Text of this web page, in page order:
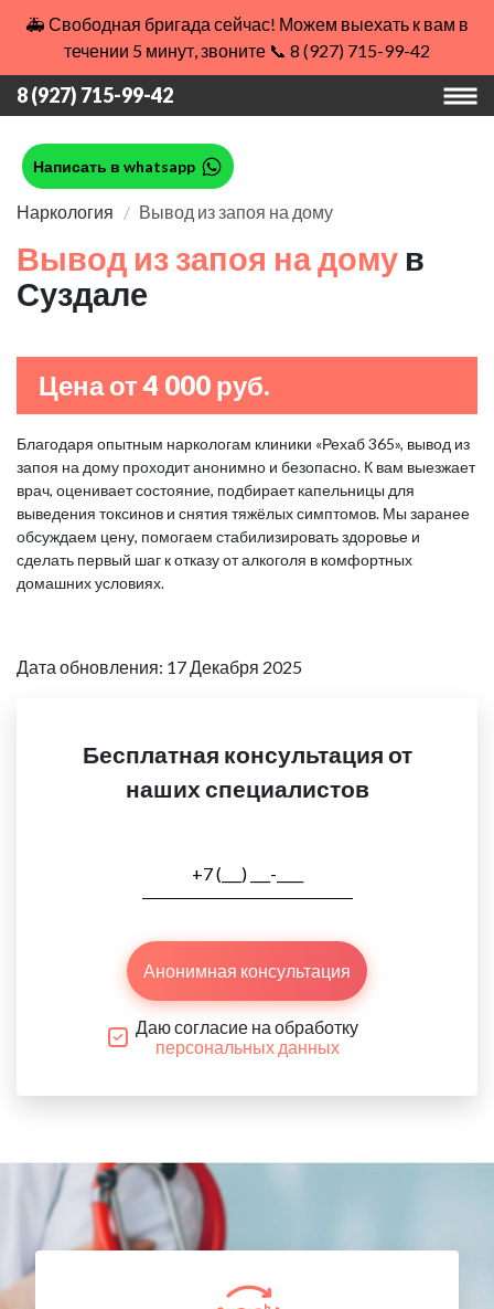
🚑 Свободная бригада сейчас! Можем выехать к вам в
течении 5 минут, звоните 📞 8 (927) 715-99-42
8 (927) 715-99-42
Написать в whatsapp
Наркология Вывод из запоя на дому
Вывод из запоя на дому в
Суздале
Цена от 4 000 руб.
Благодаря опытным наркологам клиники «Рехаб 365», вывод из
запоя на дому проходит анонимно и безопасно. К вам выезжает
врач, оценивает состояние, подбирает капельницы для
выведения токсинов и снятия тяжёлых симптомов. Мы заранее
обсуждаем цену, помогаем стабилизировать здоровье и
сделать первый шаг к отказу от алкоголя в комфортных
домашних условиях.
Дата обновления: 17 Декабря 2025
Бесплатная консультация от
наших специалистов
Анонимная консультация
Даю согласие на обработку
персональных данных